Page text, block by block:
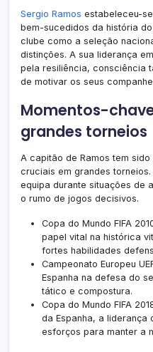
Sergio Ramos estabeleceu-
bem-sucedidos da história
clube como a seleção
distinções. A sua liderança
pela resiliência, consciência
de motivar os seus
Momentos-
grandes torneios
A capitão de Ramos tem
cruciais em grandes
equipa durante situações de
o rumo de jogos decisivos.
Copa do Mundo FIFA
papel vital na histórica
fortes habilidades
Campeonato Europeu
Espanha na defesa do
tático e compostura.
Copa do Mundo FIFA
da Espanha, a liderança
esforços para manter a